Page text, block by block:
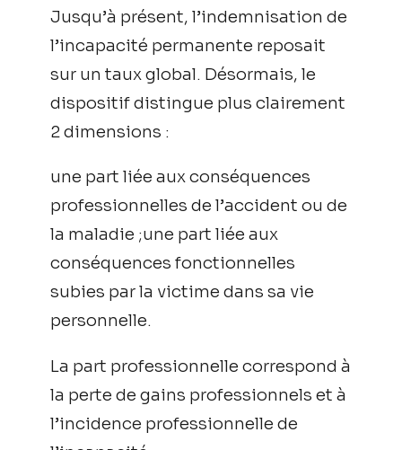
Jusqu’à présent, l’indemnisation de
l’incapacité permanente reposait
sur un taux global. Désormais, le
dispositif distingue plus clairement
2 dimensions :
une part liée aux conséquences
professionnelles de l’accident ou de
la maladie ;une part liée aux
conséquences fonctionnelles
subies par la victime dans sa vie
personnelle.
La part professionnelle correspond à
la perte de gains professionnels et à
l’incidence professionnelle de